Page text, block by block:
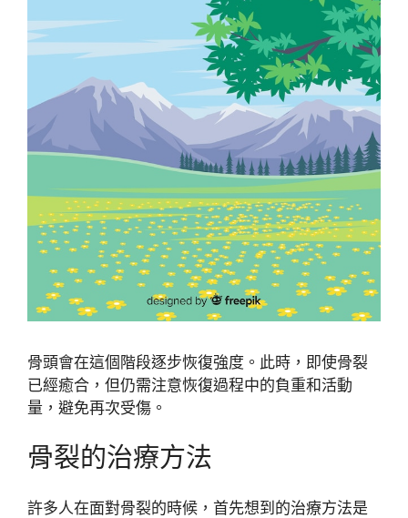
骨頭會在這個階段逐步恢復強度。此時，即使骨裂
已經癒合，但仍需注意恢復過程中的負重和活動
量，避免再次受傷。
骨裂的治療方法
許多人在面對骨裂的時候，首先想到的治療方法是